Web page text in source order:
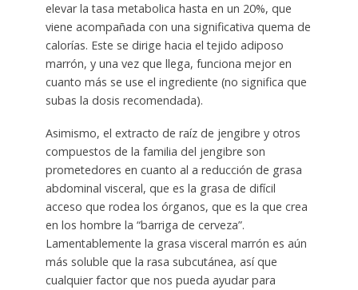
elevar la tasa metabolica hasta en un 20%, que
viene acompañada con una significativa quema de
calorías. Este se dirige hacia el tejido adiposo
marrón, y una vez que llega, funciona mejor en
cuanto más se use el ingrediente (no significa que
subas la dosis recomendada).
Asimismo, el extracto de raíz de jengibre y otros
compuestos de la familia del jengibre son
prometedores en cuanto al a reducción de grasa
abdominal visceral, que es la grasa de difícil
acceso que rodea los órganos, que es la que crea
en los hombre la “barriga de cerveza”.
Lamentablemente la grasa visceral marrón es aún
más soluble que la rasa subcutánea, así que
cualquier factor que nos pueda ayudar para